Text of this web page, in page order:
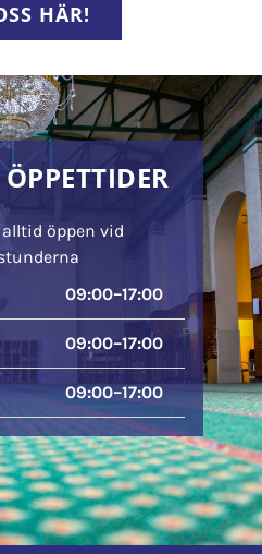
HÄR!
öppen vid
09:00–17:00
09:00–17:00
09:00–17:00